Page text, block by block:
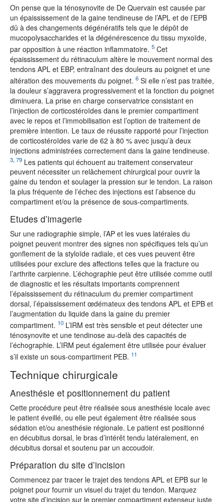
On pense que la ténosynovite de De Quervain est causée par
un épaississement de la gaine tendineuse de l’APL et de l’EPB
dû à des changements dégénératifs tels que le dépôt de
mucopolysaccharides et la dégénérescence du tissu myxoïde,
par opposition à une réaction inflammatoire. 5 Cet
épaississement du rétinaculum altère le mouvement normal des
tendons APL et EBP, entraînant des douleurs au poignet et une
altération des mouvements du poignet. 6 Si elle n’est pas traitée,
la douleur s’aggravera progressivement et la fonction du poignet
diminuera. La prise en charge conservatrice consistant en
l’injection de corticostéroïdes dans le premier compartiment
avec le repos et l’immobilisation est l’option de traitement de
première intention. Le taux de réussite rapporté pour l’injection
de corticostéroïdes varie de 62 à 80 % avec jusqu’à deux
injections administrées correctement dans la gaine tendineuse.
3, 79 Les patients qui échouent au traitement conservateur
peuvent nécessiter un relâchement chirurgical pour ouvrir la
gaine du tendon et soulager la pression sur le tendon. La raison
la plus fréquente de l’échec des injections est l’absence du
compartiment et/ou la présence de sous-compartiments.
Etudes d’imagerie
Sur une radiographie simple, l’AP et les vues latérales du
poignet peuvent montrer des signes non spécifiques tels qu’un
gonflement de la styloïde radiale, et ces vues peuvent être
utilisées pour exclure des affections telles que la fracture ou
l’arthrite carpienne. L’échographie peut être utilisée comme outil
de diagnostic et les résultats importants comprennent
l’épaississement du rétinaculum du premier compartiment
dorsal, l’épaississement œdémateux des tendons APL et EPB et
l’augmentation du liquide dans la gaine du premier
compartiment. 10 L’IRM est très sensible et peut détecter une
ténosynovite et une tendinose au-delà des capacités de
l’échographie. L’IRM peut également être utilisée pour évaluer
s’il existe un sous-compartiment PEB. 11
Technique chirurgicale
Anesthésie et positionnement du patient
Cette procédure peut être réalisée sous anesthésie locale avec
le patient éveillé, ou elle peut également être réalisée sous
sédation et/ou anesthésie régionale. Le patient est positionné
en décubitus dorsal, le bras d’intérêt tendu latéralement, en
décubitus dorsal et soutenu par un accoudoir.
Préparation du site d’incision
Commencez par tracer le trajet des tendons APL et EPB sur le
poignet pour fournir un visuel du trajet du tendon. Marquez
votre site d’incision sur le premier compartiment extenseur juste